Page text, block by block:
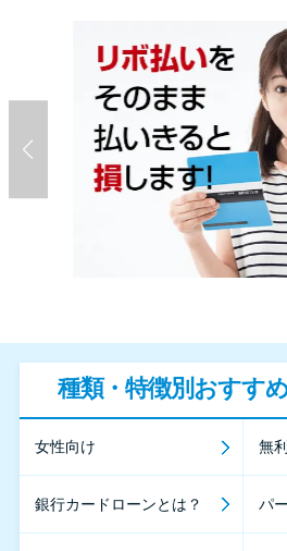
種類・特徴別おすす
女性向け 無
銀行カードローンとは？ パ